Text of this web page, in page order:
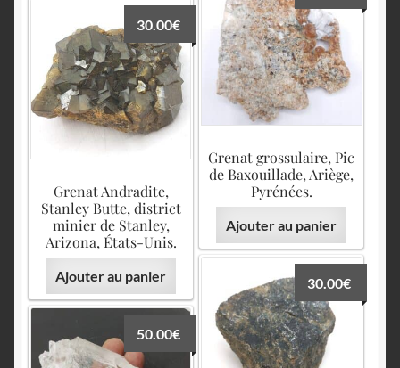
Grenat grossulaire, Pic
de Baxouillade, Ariège,
Pyrénées.
Ajouter au panier
Grenat Andradite,
Stanley Butte, district
minier de Stanley,
Arizona, États-Unis.
30.00€
Ajouter au panier 30.00€
50.00€